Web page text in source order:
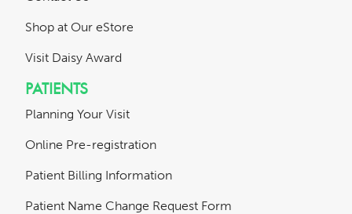
Shop at Our eStore
Visit Daisy Award
PATIENTS
Planning Your Visit
Online Pre-registration
Patient Billing Information
Patient Name Change Request Form